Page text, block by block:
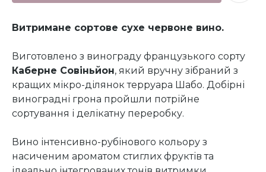
Витримане сортове сухе червоне вино.
Виготовлено з винограду французького сорту
Каберне Совіньйон, який вручну зібраний з
кращих мікро-ділянок терруара Шабо. Добірні
виноградні грона пройшли потрійне
сортування і делікатну переробку.
Вино інтенсивно-рубінового кольору з
насиченим ароматом стиглих фруктів та